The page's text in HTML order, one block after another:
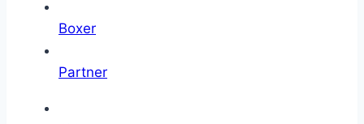
Boxer
Partner